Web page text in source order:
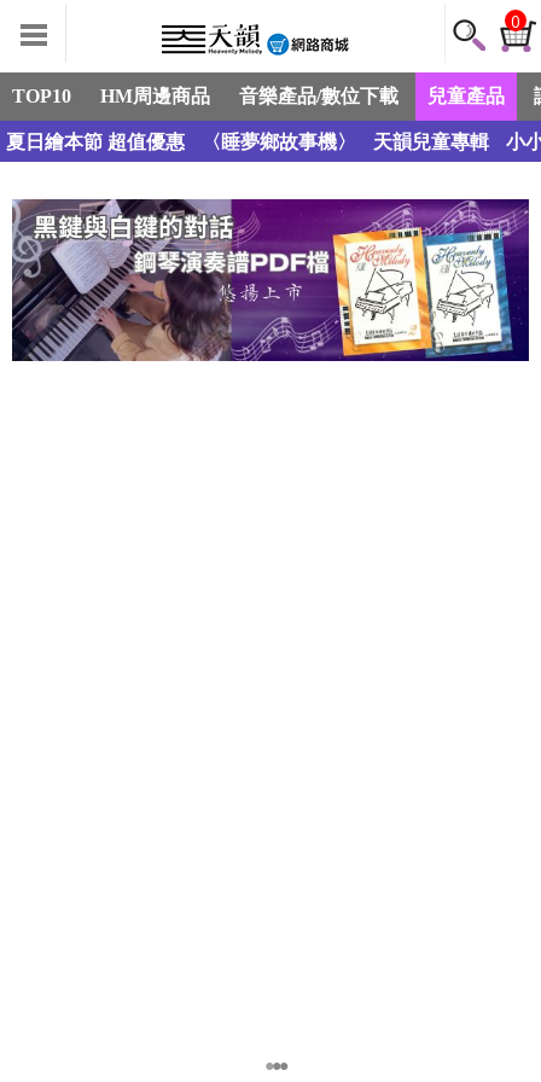
0
TOP10 HM周邊商品 音樂產品/數位下載 兒童產品
夏日繪本節 超值優惠 〈睡夢鄉故事機〉 天韻兒童專輯 小